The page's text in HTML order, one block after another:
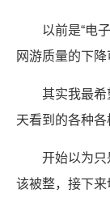
以前是“电
网游质量的下降
其实我最希
天看到的各种各
开始以为
该被整，接下